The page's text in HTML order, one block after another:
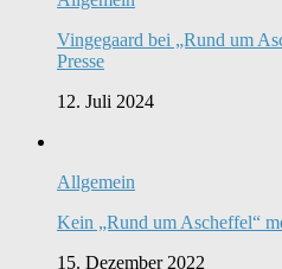
Vingegaard bei „Rund um
Presse
12. Juli 2024
Allgemein
Kein „Rund um Ascheffel“
15. Dezember 2022